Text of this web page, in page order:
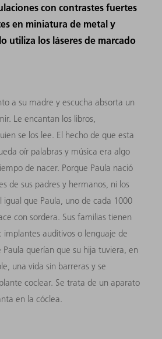
con contrastes fuertes
en miniatura de metal y
utiliza los láseres de marcado
a su madre y escucha absorta un
Le encantan los libros,
se los lee. El hecho de que esta
oír palabras y música era algo
de nacer. Porque Paula nació
de sus padres y hermanos, ni los
igual que Paula, uno de cada 1000
con sordera. Sus familias tienen
implantes auditivos o lenguaje de
Paula querían que su hija tuviera, en
una vida sin barreras y se
coclear. Se trata de un aparato
en la cóclea.